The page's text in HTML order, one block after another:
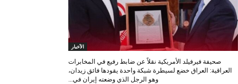
الأخبار
صحيفة فيرفيلد الأمريكية نقلاً عن ضابط رفيع في المخابرات
العراقية: العراق خضع لسيطرة شبكة واحدة يقودها فائق زيدان،
وهو الرجل الذي وضعته إيران في...